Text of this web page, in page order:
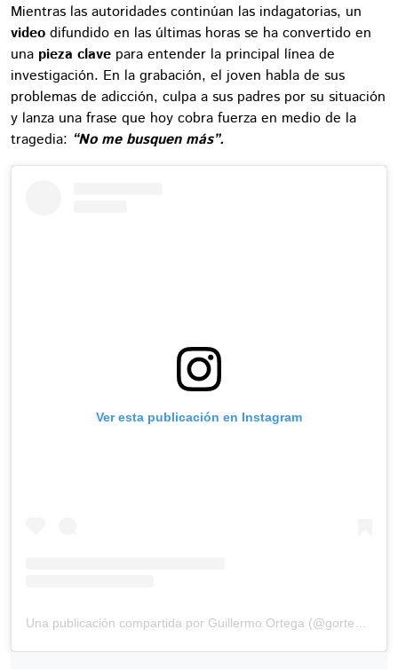
Mientras las autoridades continúan las indagatorias, un
video difundido en las últimas horas se ha convertido en
una pieza clave para entender la principal línea de
investigación. En la grabación, el joven habla de sus
problemas de adicción, culpa a sus padres por su situación
y lanza una frase que hoy cobra fuerza en medio de la
tragedia: “No me busquen más”.
Ver esta publicación en Instagram